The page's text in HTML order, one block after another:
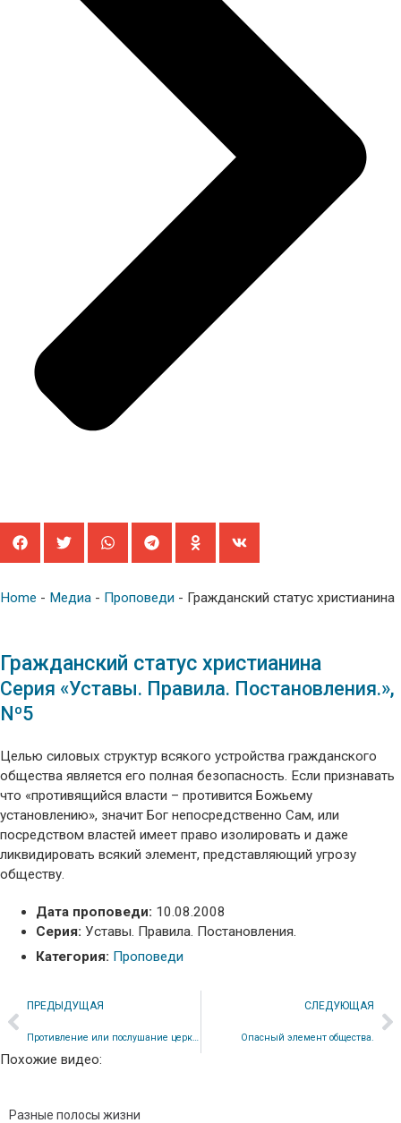
Home - Медиа - Проповеди - Гражданский статус христианина
Гражданский статус христианина
Серия «Уставы. Правила. Постановления.»,
Nº5
Целью силовых структур всякого устройства гражданского
общества является его полная безопасность. Если признавать
что «противящийся власти – противится Божьему
установлению», значит Бог непосредственно Сам, или
посредством властей имеет право изолировать и даже
ликвидировать всякий элемент, представляющий угрозу
обществу.
Дата проповеди: 10.08.2008
Серия: Уставы. Правила. Постановления.
Категория: Проповеди
ПРЕДЫДУЩАЯ СЛЕДУЮЩАЯ
Опасный элемент общества.
Похожие видео:
Разные полосы жизни